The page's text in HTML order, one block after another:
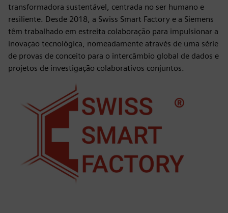
transformadora sustentável, centrada no ser humano e
resiliente. Desde 2018, a Swiss Smart Factory e a Siemens
têm trabalhado em estreita colaboração para impulsionar a
inovação tecnológica, nomeadamente através de uma série
de provas de conceito para o intercâmbio global de dados e
projetos de investigação colaborativos conjuntos.